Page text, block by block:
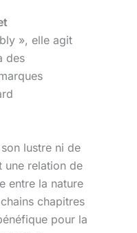
», elle agit
des
lustre ni de
une relation de
entre la nature
chapitres
pour la